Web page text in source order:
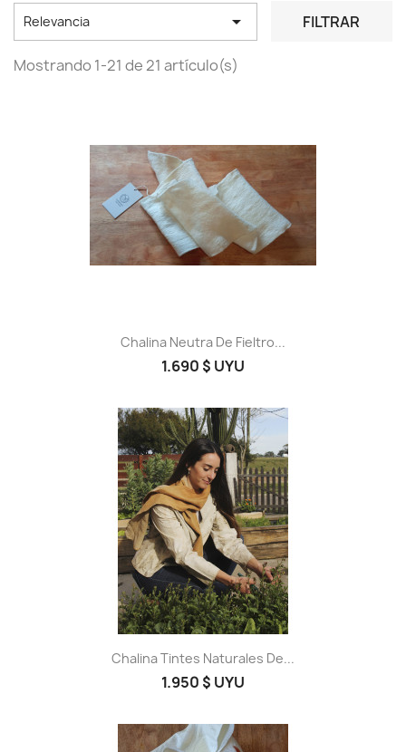
Relevancia  FILTRAR
Mostrando 1-21 de 21 artículo(s)
Chalina Neutra De Fieltro...
1.690 $ UYU
Chalina Tintes Naturales De...
1.950 $ UYU